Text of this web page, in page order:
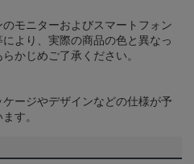
モニターおよびスマートフォン
より、実際の商品の色と異なっ
かじめご了承ください。
ージやデザインなどの仕様が予
す。